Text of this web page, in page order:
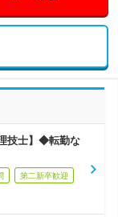
技士】◆転勤な
第二新卒歓迎